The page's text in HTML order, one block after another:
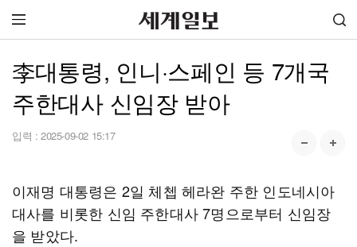
李대통령, 인니·스페인 등 7개국
주한대사 신임장 받아
입력 : 2025-09-02 15:17
이재명 대통령은 2일 체쳅 헤라완 주한 인도네시아
대사를 비롯한 신임 주한대사 7명으로부터 신임장
을 받았다.